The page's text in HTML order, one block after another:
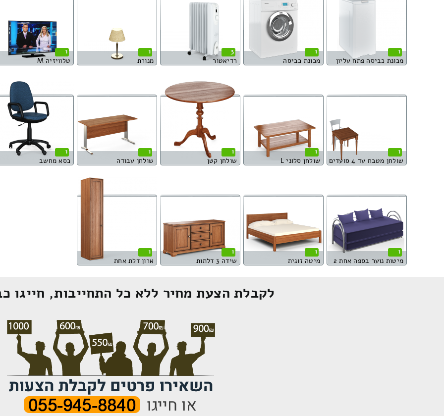
1
מכונת כביסה פתח עליון
1
מכונת כביסה
3
רדיאטור
1
מנורת
1
טלוויזיה M
1
שולחן מטבח עד 4 סועדים
1
שולחן סלוני L
1
שולחן קטן
1
שולחן עבודה
1
כסא מחשב
1
מיטות נוער בספה אחת 2
1
מיטה זוגית
1
שידה 3 דלתות
1
ארון דלת אחת
לקבלת הצעת מחיר ללא כל התחייבות, חייגו